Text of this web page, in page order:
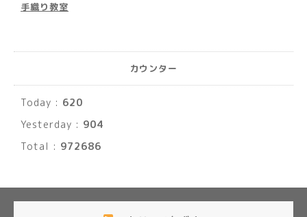
手織り教室
カウンター
Today : 620
Yesterday : 904
Total : 972686